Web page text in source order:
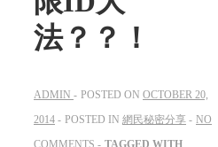
法？？！
ADMIN POSTED ON OCTOBER 20,
2014
POSTED IN 網民秘密分享
NO
COMMENTS
TAGGED WITH